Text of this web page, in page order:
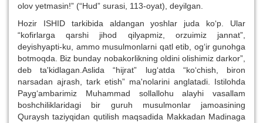
olov yetmasin!” (“Hud” surasi, 113-oyat), deyilgan.
Hozir ISHID tarkibida aldangan yoshlar juda ko‘p. Ular
“kofirlarga qarshi jihod qilyapmiz, orzuimiz jannat”,
deyishyapti-ku, ammo musulmonlarni qatl etib, og‘ir gunohga
botmoqda. Biz bunday nobakorlikning oldini olishimiz darkor”,
deb ta'kidlagan.Aslida “hijrat” lug‘atda “ko‘chish, biron
narsadan ajrash, tark etish” ma'nolarini anglatadi. Istilohda
Payg‘ambarimiz Muhammad sollallohu alayhi vasallam
boshchiliklaridagi bir guruh musulmonlar jamoasining
Quraysh taziyqidan qutilish maqsadida Makkadan Madinaga